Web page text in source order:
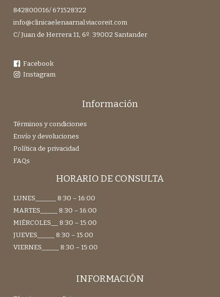
842800016/ 671528322
info@clinicaelenaarnal.viacoreit.com
C/ Juan de Herrera 11, 6º. 39002 Santander
Facebook
Instagram
Información
Términos y condiciones
Envío y devoluciones
Política de privacidad
FAQs
HORARIO DE CONSULTA
LUNES______ 8:30 – 16:00
MARTES_____ 8:30 – 16:00
MIÉRCOLES__ 8:30 – 15:00
JUEVES_____ 8:30 – 15:00
VIERNES_____ 8:30 – 15:00
INFORMACIÓN